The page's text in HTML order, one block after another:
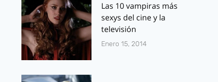
Las 10 vampiras más
sexys del cine y la
televisión
Enero 15, 2014